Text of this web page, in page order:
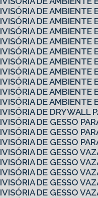
DIVISÓRIA DE
DIVISÓRIA DE
DIVISÓRIA DE
DIVISÓRIA DE
DIVISÓRIA DE
DIVISÓRIA DE
DIVISÓRIA DE
DIVISÓRIA DE
DIVISÓRIA DE
DIVISÓRIA DE
DIVISÓRIA DE
DIVISÓRIA DE GESSO
DIVISÓRIA DE GESSO
DIVISÓRIA DE GESSO
DIVISÓRIA DE GESSO
DIVISÓRIA DE GESSO
DIVISÓRIA DE GESSO
DIVISÓRIA DE GESSO
DIVISÓRIA DE GESSO